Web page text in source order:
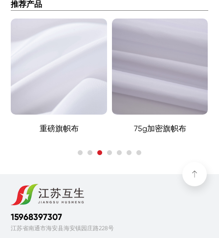
推荐产品
重磅旗帜布 75g加密旗帜布
15968397307
江苏省南通市海安县海安镇园庄路228号